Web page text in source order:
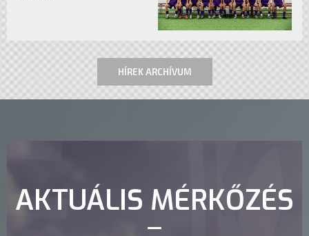
HÍREK ARCHÍVUM
AKTUÁLIS MÉRKŐZÉS